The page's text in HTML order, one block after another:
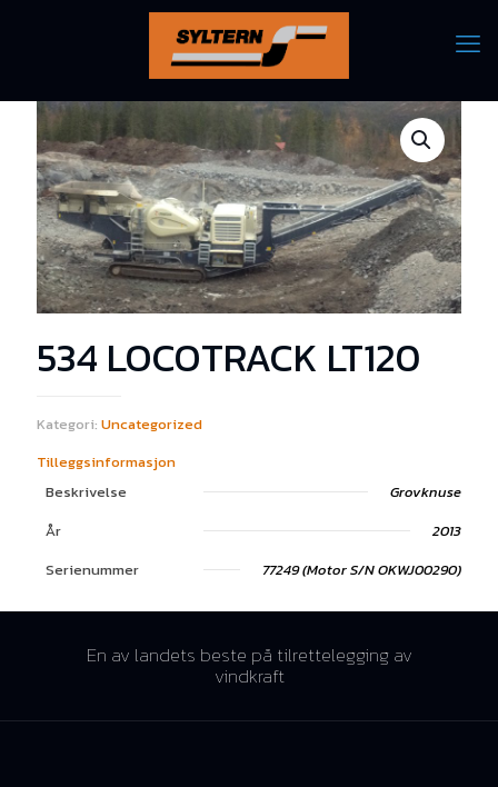
534 LOCOTRACK LT120
Kategori: Uncategorized
Tilleggsinformasjon
Beskrivelse
Grovknuse
År
2013
Serienummer
77249 (Motor S/N OKWJ00290)
En av landets beste på tilrettelegging av
vindkraft